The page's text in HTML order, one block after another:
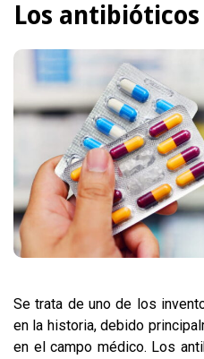
Los antibióticos
Se trata de uno de los
en la historia, debido
en el campo médico. Los